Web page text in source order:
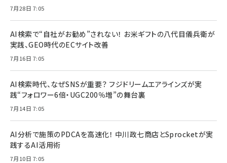
7月28日 7:05
AI検索で“自社がお勧め”されない！ お米ギフトの八代目儀兵衛が
実践、GEO時代のECサイト改善
7月16日 7:05
AI検索時代、なぜSNSが重要？ フジドリームエアラインズが実
践“フォロワー6倍・UGC200％増”の舞台裏
7月14日 7:05
AI分析で施策のPDCAを高速化！ 中川政七商店とSprocketが実
践するAI活用術
7月10日 7:05